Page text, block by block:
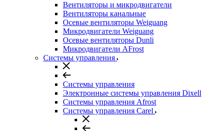
Вентиляторы и микродвигатели
Вентиляторы канальные
Осевые вентиляторы Weiguang
Микродвигатели Weiguang
Осевые вентиляторы Dunli
Микродвигатели AFrost
Системы управления
Системы управления
Электронные системы управления Dixell
Системы управления Afrost
Системы управления Carel